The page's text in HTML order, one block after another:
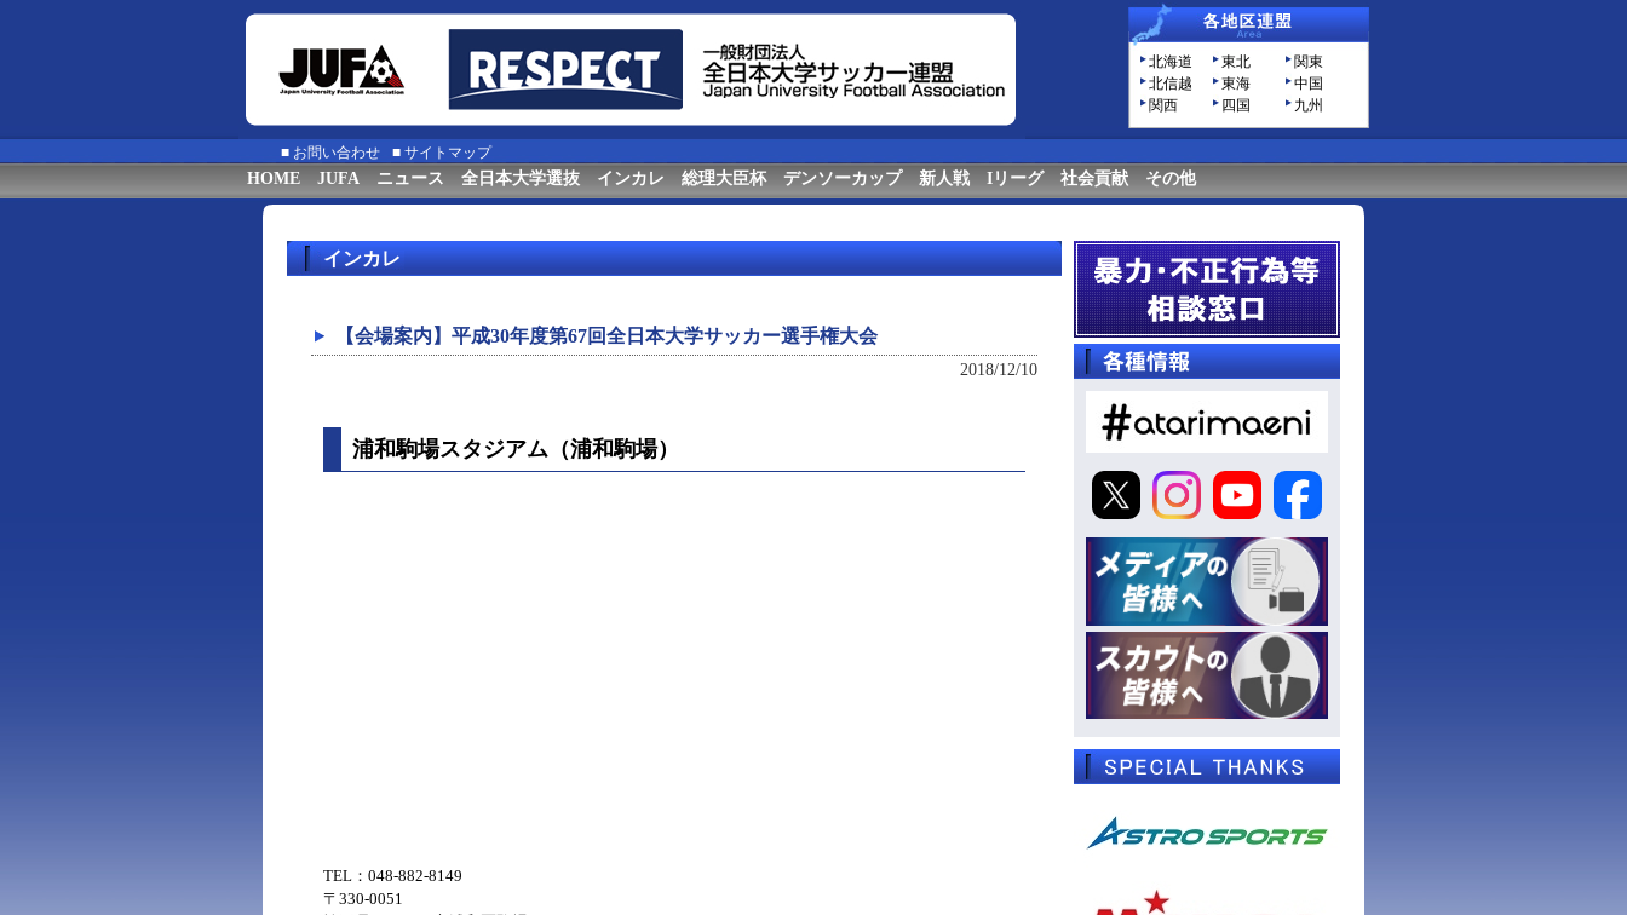
北海道 東北
関東
北信越
東海
中国
関西
四国 九州
■ お問い合わせ ■ サイトマップ
HOME JUFA ニュース 全日本大学選抜 インカレ 総理大臣杯 デンソーカップ 新人戦 Iリーグ 社会貢献 その他
インカレ
【会場案内】平成30年度第67回全日本大学サッカー選手権大会
2018/12/10
浦和駒場スタジアム（浦和駒場）
TEL：048-882-8149
〒330-0051